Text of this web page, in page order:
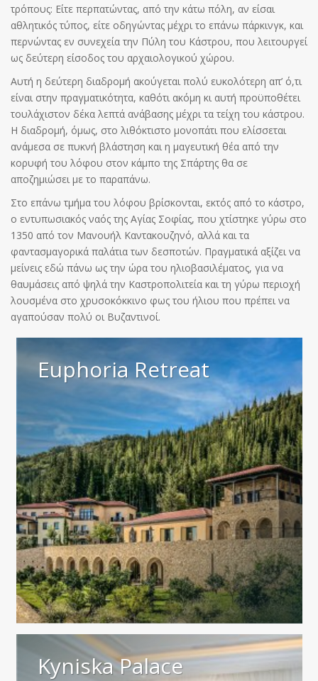
τρόπους: Είτε περπατώντας, από την κάτω πόλη, αν είσαι
αθλητικός τύπος, είτε οδηγώντας μέχρι το επάνω πάρκινγκ, και
περνώντας εν συνεχεία την Πύλη του Κάστρου, που λειτουργεί
ως δεύτερη είσοδος του αρχαιολογικού χώρου.
Αυτή η δεύτερη διαδρομή ακούγεται πολύ ευκολότερη απ’ ό,τι
είναι στην πραγματικότητα, καθότι ακόμη κι αυτή προϋποθέτει
τουλάχιστον δέκα λεπτά ανάβασης μέχρι τα τείχη του κάστρου.
Η διαδρομή, όμως, στο λιθόκτιστο μονοπάτι που ελίσσεται
ανάμεσα σε πυκνή βλάστηση και η μαγευτική θέα από την
κορυφή του λόφου στον κάμπο της Σπάρτης θα σε
αποζημιώσει με το παραπάνω.
Στο επάνω τμήμα του λόφου βρίσκονται, εκτός από το κάστρο,
ο εντυπωσιακός ναός της Αγίας Σοφίας, που χτίστηκε γύρω στο
1350 από τον Μανουήλ Καντακουζηνό, αλλά και τα
φαντασμαγορικά παλάτια των δεσποτών. Πραγματικά αξίζει να
μείνεις εδώ πάνω ως την ώρα του ηλιοβασιλέματος, για να
θαυμάσεις από ψηλά την Καστροπολιτεία και τη γύρω περιοχή
λουσμένα στο χρυσοκόκκινο φως του ήλιου που πρέπει να
αγαπούσαν πολύ οι Βυζαντινοί.
Euphoria Retreat
Kyniska Palace